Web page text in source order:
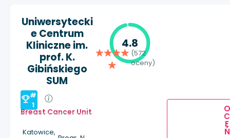
Uniwersytecki
e Centrum
Kliniczne im.
prof. K.
Gibińskiego
SUM
#
1
Breast Cancer Unit
Katowice,
4.8
(572
oceny)
O
C
E
Ń